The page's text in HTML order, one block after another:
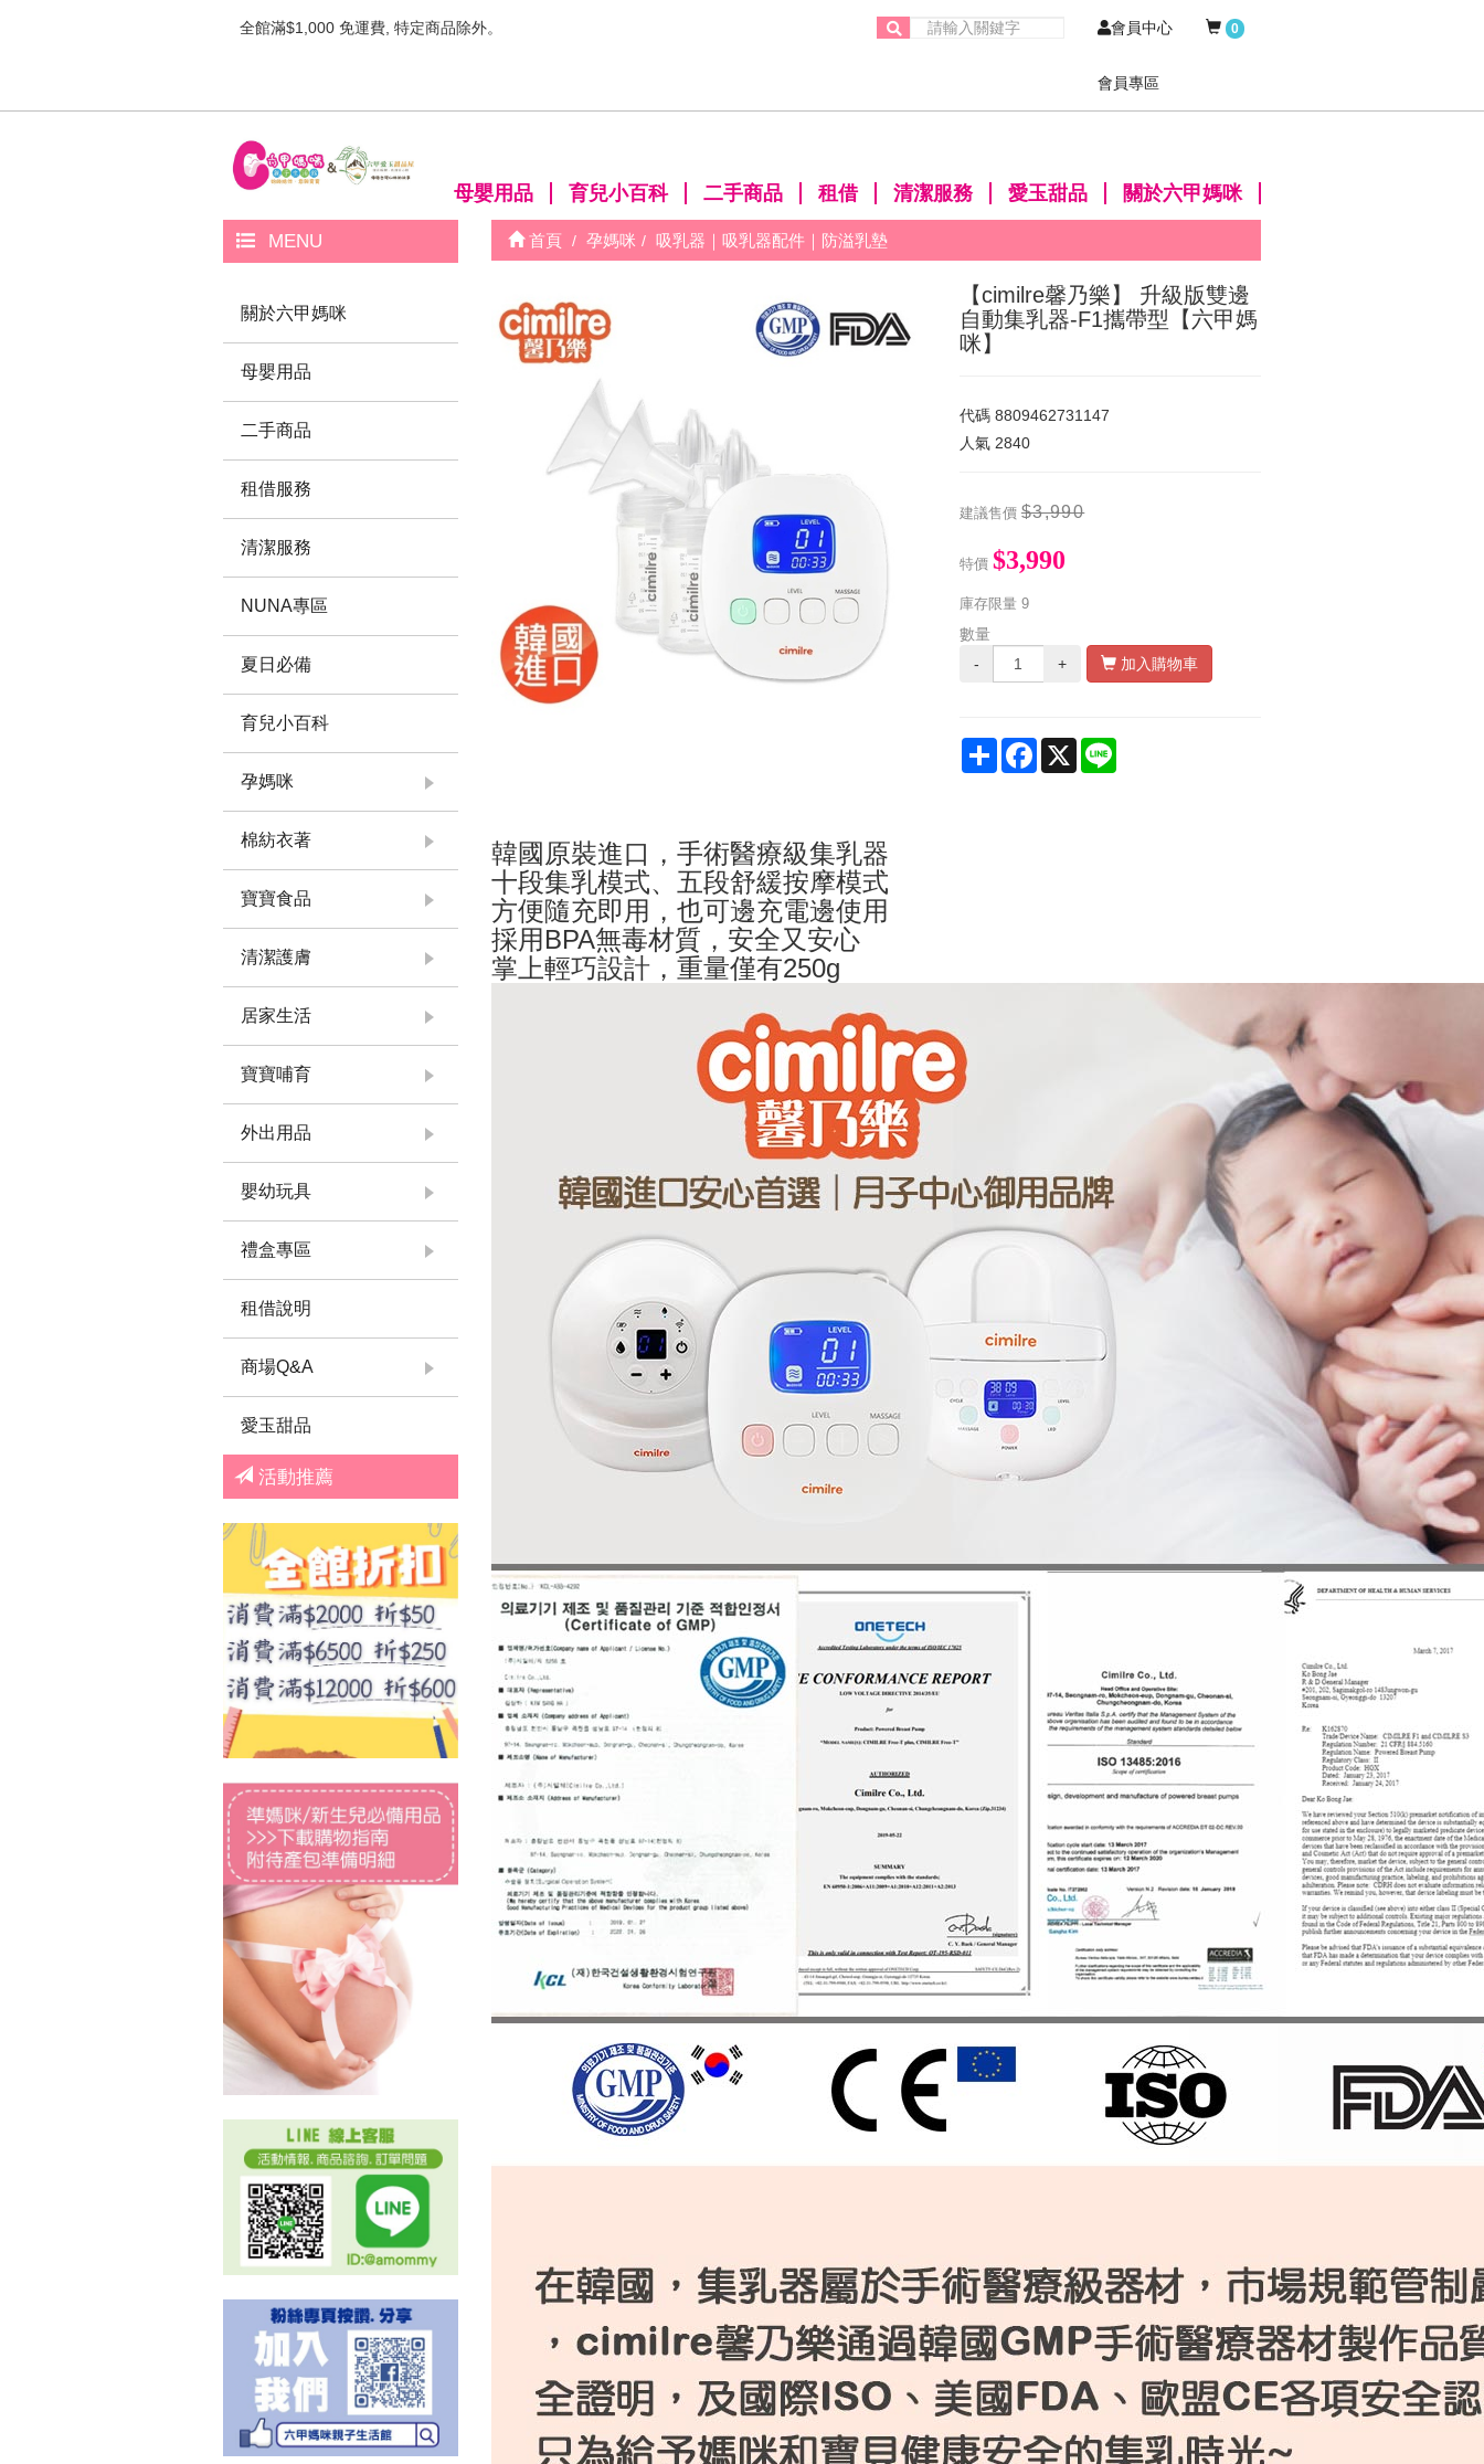
全館滿$1,000 免運費, 特定商品除外。 會員中心
會員專區
0
母嬰用品 育兒小百科 二手商品 租借 清潔服務 愛玉甜品 關於六甲媽咪
MENU
關於六甲媽咪
母嬰用品
二手商品
租借服務
清潔服務
NUNA專區
夏日必備
育兒小百科
孕媽咪
棉紡衣著
寶寶食品
清潔護膚
居家生活
寶寶哺育
外出用品
嬰幼玩具
禮盒專區
租借說明
商場Q&A
愛玉甜品
活動推薦
首頁 孕媽咪 吸乳器｜吸乳器配件｜防溢乳墊
【cimilre馨乃樂】 升級版雙邊
自動集乳器-F1攜帶型【六甲媽
咪】
代碼 8809462731147
人氣 2840
建議售價 $3,990
特價 $3,990
庫存限量 9
數量
-
+ 加入購物車
ShareFacebook
X Line
韓國原裝進口，手術醫療級集乳器
十段集乳模式、五段舒緩按摩模式
方便隨充即用，也可邊充電邊使用
採用BPA無毒材質，安全又安心
掌上輕巧設計，重量僅有250g